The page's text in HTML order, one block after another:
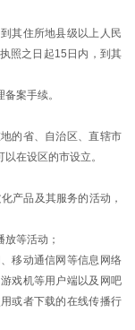
其住所地县级以上人民
照之日起15日内，到其
案手续。
的省、自治区、直辖市
在设区的市设立。
产品及其服务的活动，
等活动；
移动通信网等信息网络
戏机等用户端以及网吧
或者下载的在线传播行